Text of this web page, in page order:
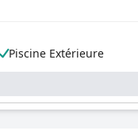
Piscine Extérieure